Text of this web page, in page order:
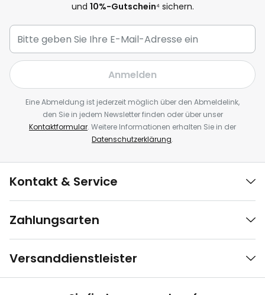
und 10%-Gutschein⁴ sichern.
Anmelden
Eine Abmeldung ist jederzeit möglich über den Abmeldelink,
den Sie in jedem Newsletter finden oder über unser
Kontaktformular. Weitere Informationen erhalten Sie in der
Datenschutzerklärung.
Kontakt & Service
Zahlungsarten
Versanddienstleister